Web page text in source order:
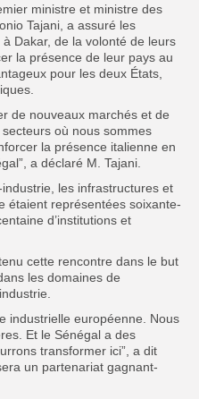
Search
Button
ministre et ministre des
Tajani, a assuré les
Dakar, de la volonté de leurs
la présence de leur pays au
pour les deux États,
de nouveaux marchés et de
où nous sommes
la présence italienne en
a déclaré M. Tajani.
les infrastructures et
étaient représentées soixante-
d’institutions et
cette rencontre dans le but
les domaines de
industrielle européenne. Nous
Et le Sénégal a des
transformer ici”, a dit
un partenariat gagnant-